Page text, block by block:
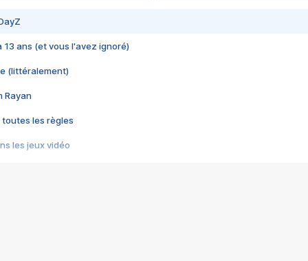
13 ans (et vous l'avez ignoré)
(littéralement)
Rayan
toutes les règles
les jeux vidéo